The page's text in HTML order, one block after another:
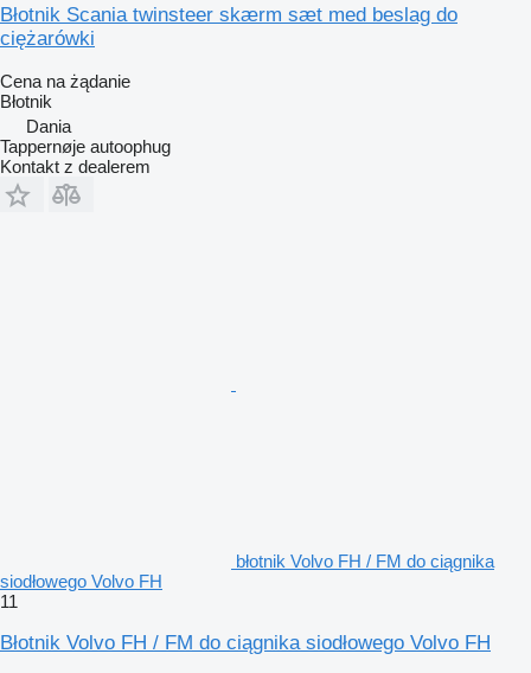
Błotnik Scania twinsteer skærm sæt med beslag do
ciężarówki
Cena na żądanie
Błotnik
Dania
Tappernøje autoophug
Kontakt z dealerem
błotnik Volvo FH / FM do ciągnika
siodłowego Volvo FH
11
Błotnik Volvo FH / FM do ciągnika siodłowego Volvo FH